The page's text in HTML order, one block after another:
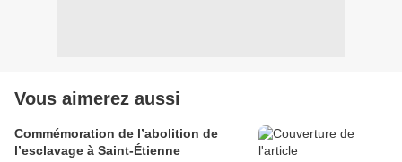
Vous aimerez aussi
Commémoration de l’abolition de
l’esclavage à Saint-Étienne